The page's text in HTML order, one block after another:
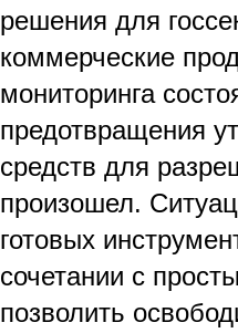
решения для
коммерческие
мониторинга
предотвращения
средств для
произошел.
готовых
сочетании с
позволить